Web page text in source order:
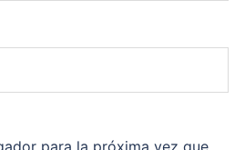
para la próxima vez que